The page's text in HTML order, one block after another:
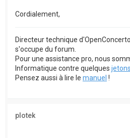
Cordialement,
Directeur technique
s'occupe du forum.
Pour une assistance pro, nous
Informatique contre quelques jetons
Pensez aussi à lire le manuel !
plotek